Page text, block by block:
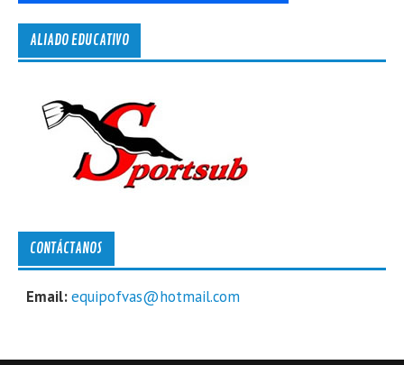
ALIADO EDUCATIVO
CONTÁCTANOS
Email:equipofvas@hotmail.com